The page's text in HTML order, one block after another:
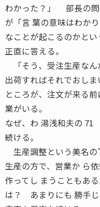
わかった？」 部長の問
が「言 葉の意味はわか
なことが起こるのかと
正直に答える。
「そう、受注生産なん
出荷すればそれでおしま
ところが、注文が来る
業がいる。
なぜ、わ 湯浅和夫の
続ける。
生産調整という美名
生産の方で、営業か ら
作ってし まうこともあ
は？ あまりにも 勝手